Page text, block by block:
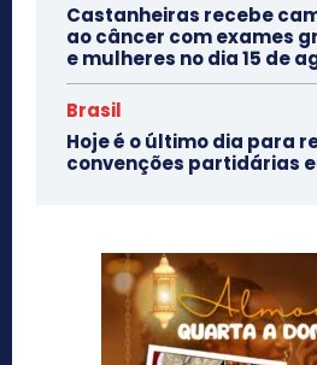
Castanheiras recebe
ao câncer com exames
e mulheres no dia 15 de
Brasil
Hoje é o último dia para
convenções partidárias